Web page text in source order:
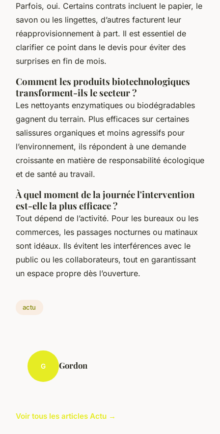
Parfois, oui. Certains contrats incluent le papier, le
savon ou les lingettes, d’autres facturent leur
réapprovisionnement à part. Il est essentiel de
clarifier ce point dans le devis pour éviter des
surprises en fin de mois.
Comment les produits biotechnologiques
transforment-ils le secteur ?
Les nettoyants enzymatiques ou biodégradables
gagnent du terrain. Plus efficaces sur certaines
salissures organiques et moins agressifs pour
l’environnement, ils répondent à une demande
croissante en matière de responsabilité écologique
et de santé au travail.
À quel moment de la journée l'intervention
est-elle la plus efficace ?
Tout dépend de l’activité. Pour les bureaux ou les
commerces, les passages nocturnes ou matinaux
sont idéaux. Ils évitent les interférences avec le
public ou les collaborateurs, tout en garantissant
un espace propre dès l’ouverture.
actu
G Gordon
Voir tous les articles Actu →